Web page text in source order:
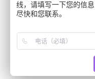
百度
Copyright (C)
线，请填写一下您的信
尽快和您联系。